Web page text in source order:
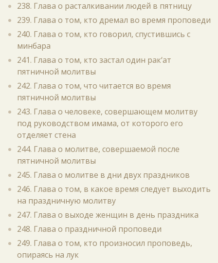
238. Глава о расталкивании людей в пятницу
239. Глава о том, кто дремал во время проповеди
240. Глава о том, кто говорил, спустившись с
минбара
241. Глава о том, кто застал один рак‘ат
пятничной молитвы
242. Глава о том, что читается во время
пятничной молитвы
243. Глава о человеке, совершающем молитву
под руководством имама, от которого его
отделяет стена
244. Глава о молитве, совершаемой после
пятничной молитвы
245. Глава о молитве в дни двух праздников
246. Глава о том, в какое время следует выходить
на праздничную молитву
247. Глава о выходе женщин в день праздника
248. Глава о праздничной проповеди
249. Глава о том, кто произносил проповедь,
опираясь на лук